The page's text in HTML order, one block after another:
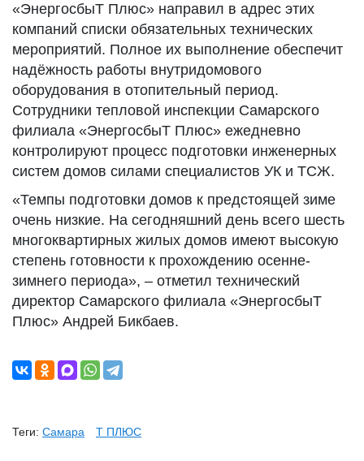
«ЭнергосбыТ Плюс» направил в адрес этих
компаний списки обязательных технических
мероприятий. Полное их выполнение обеспечит
надёжность работы внутридомового
оборудования в отопительный период.
Сотрудники тепловой инспекции Самарского
филиала «ЭнергосбыТ Плюс» ежедневно
контролируют процесс подготовки инженерных
систем домов силами специалистов УК и ТСЖ.
«Темпы подготовки домов к предстоящей зиме
очень низкие. На сегодняшний день всего шесть
многоквартирных жилых домов имеют высокую
степень готовности к прохождению осенне-
зимнего периода», – отметил технический
директор Самарского филиала «ЭнергосбыТ
Плюс» Андрей Бикбаев.
Теги: Самара Т ПЛЮС